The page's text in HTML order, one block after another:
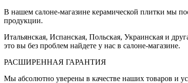
В нашем салоне-магазине керамической плитки мы
продукции.
Итальянская, Испанская, Польская, Украинская и
это вы без проблем найдете у нас в салоне-магазине.
РАСШИРЕННАЯ ГАРАНТИЯ
Мы абсолютно уверены в качестве наших товаров и